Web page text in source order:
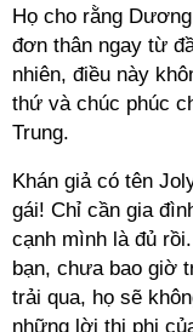
Họ cho rằng
đơn thân ngay từ
nhiên, điều này
thứ và chúc phúc
Trung.
Khán giả có tên
gái! Chỉ cần gia
cạnh mình là đủ
bạn, chưa bao giờ
trải qua, họ sẽ
những lời thị phi